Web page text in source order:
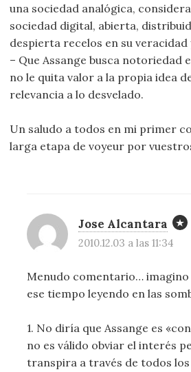
una sociedad analógica,
sociedad digital, abierta,
despierta recelos en su
– Que Assange busca notoriedad
no le quita valor a la propia idea
relevancia a lo desvelado.
Un saludo a todos en mi primer
larga etapa de voyeur por
Jose Alcantara
2010.12.03 a las 11:34
Menudo comentario…
ese tiempo leyendo en las
1. No diría que Assange es
no es válido obviar el interés
transpira a través de todos